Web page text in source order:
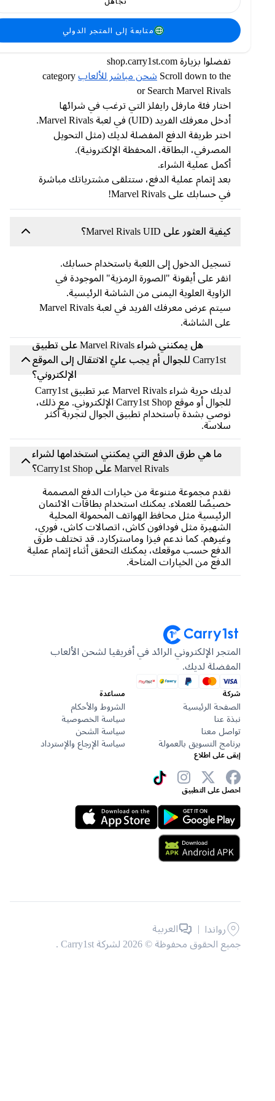
كيفية شحن Marvel Rivals على Carry1st Shop؟
تفضلوا بزيارة shop.carry1st.com
Scroll down to the شحن مباشر للألعاب category
or Search Marvel Rivals
اختار فئة مارفل رايفلز التي ترغب في شرائها
أدخل معرفك الفريد (UID) في لعبة Marvel Rivals.
اختر طريقة الدفع المفضلة لديك (مثل التحويل
المصرفي، البطاقة، المحفظة الإلكترونية).
أكمل عملية الشراء.
بعد إتمام عملية الدفع، ستتلقى مشترياتك مباشرة
في حسابك على Marvel Rivals!
كيفية العثور على Marvel Rivals UID؟
تسجيل الدخول إلى اللعبة باستخدام حسابك.
انقر على أيقونة "الصورة الرمزية" الموجودة في
الزاوية العلوية اليمنى من الشاشة الرئيسية.
سيتم عرض معرفك الفريد في لعبة Marvel Rivals
على الشاشة.
هل يمكنني شراء Marvel Rivals على تطبيق
Carry1st للجوال أم يجب عليّ الانتقال إلى الموقع
الإلكتروني؟
لديك حرية شراء Marvel Rivals عبر تطبيق Carry1st
للجوال أو موقع Carry1st Shop الإلكتروني. مع ذلك،
نوصي بشدة باستخدام تطبيق الجوال لتجربة أكثر
سلاسة.
ما هي طرق الدفع التي يمكنني استخدامها لشراء
Marvel Rivals على Carry1st Shop؟
نقدم مجموعة متنوعة من خيارات الدفع المصممة
خصيصًا للعملاء. يمكنك استخدام بطاقات الائتمان
الرئيسية مثل محافظ الهواتف المحمولة المحلية
الشهيرة مثل فودافون كاش، اتصالات كاش، فوري،
وغيرهم. كما ندعم فيزا وماستركارد. قد تختلف طرق
الدفع حسب موقعك، يمكنك التحقق أثناء إتمام عملية
الدفع من الخيارات المتاحة.
المتجر الإلكتروني الرائد في أفريقيا لشحن الألعاب
المفضلة لديك.
الصفحة الرئيسية
نبذة عنا
تواصل معنا
برنامج التسويق بالعمولة
مساعدة
الشروط والأحكام
سياسة الخصوصية
سياسة الشحن
سياسة الإرجاع والإسترداد
إبقى على اطلاع
احصل على التطبيق
جميع الحقوق محفوظة © 2026 لشركة Carry1st .
رواندا العربية
متابعة إلى المتجر الدولي